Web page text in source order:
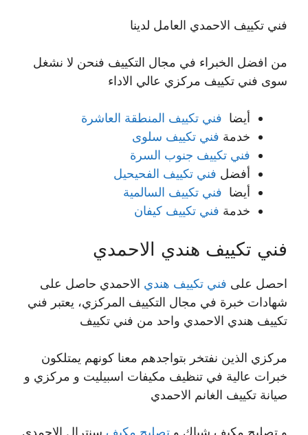
فني تكييف الاحمدي العامل لدينا
من افضل الخبراء في مجال التكييف فنحن لا نشغل
سوى فني تكييف مركزي عالي الاداء
أيضا فني تكييف المنطقة العاشرة
خدمة فني تكييف سلوى
فني تكييف جنوب السرة
أفضل فني تكييف الفحيحيل
أيضا فني تكييف السالمية
خدمة فني تكييف كيفان
فني تكييف هندي الاحمدي
احصل على فني تكييف هندي الاحمدي حاصل على
شهادات خبرة في مجال التكييف المركزي، يعتبر فني
تكييف هندي الاحمدي واحد من فني تكييف
مركزي الذين نفتخر بتواجدهم معنا كونهم يمتلكون
خبرات عالية في تنظيف مكيفات اسبيليت و مركزي و
صيانة تكييف الغانم الاحمدي
و تصليح مكيف شباك و تصليح مكيف سنترال الاحمدي